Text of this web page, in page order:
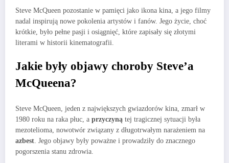
Steve McQueen pozostanie w pamięci jako ikona kina, a jego filmy
nadal inspirują nowe pokolenia artystów i fanów. Jego życie, choć
krótkie, było pełne pasji i osiągnięć, które zapisały się złotymi
literami w historii kinematografii.
Jakie były objawy choroby Steve’a
McQueena?
Steve McQueen, jeden z największych gwiazdorów kina, zmarł w
1980 roku na raka płuc, a przyczyną tej tragicznej sytuacji była
mezotelioma, nowotwór związany z długotrwałym narażeniem na
azbest . Jego objawy były poważne i prowadziły do znacznego
pogorszenia stanu zdrowia.